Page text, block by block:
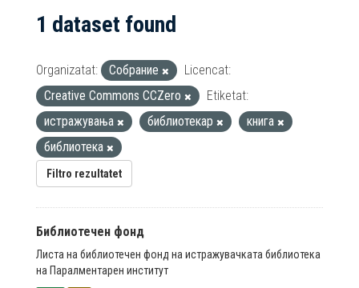
1 dataset found
Organizatat: Собрание
Licencat:
Creative Commons CCZero
Etiketat:
истражувања
библиотекар
книга
библиотека
Filtro rezultatet
Библиотечен фонд
Листа на библиотечен фонд на истражувачката библиотека
на Паралментарен институт